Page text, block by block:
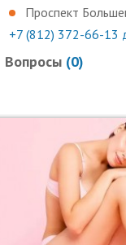
Услуги (товары)
1194704026637
Проспект
+7 (812) 372-66-13
Вопросы (0)